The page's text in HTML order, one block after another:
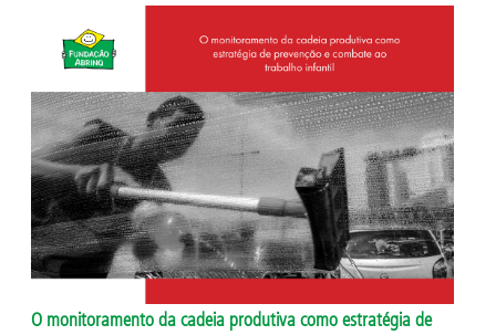
O monitoramento da cadeia produtiva como estratégia de